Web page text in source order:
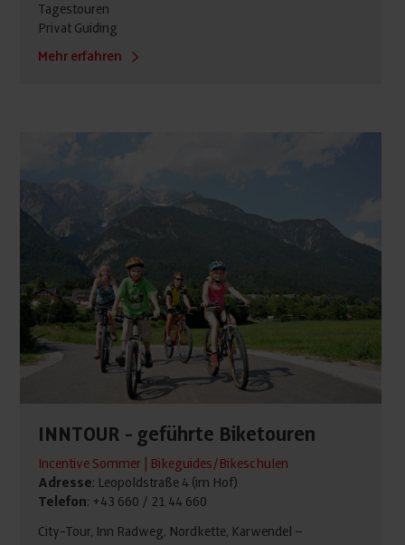
Tagestouren
Privat Guiding
Mehr erfahren
INNTOUR - geführte Biketouren
Incentive Sommer | Bikeguides/Bikeschulen
Adresse: Leopoldstraße 4 (im Hof)
Telefon: +43 660 / 21 44 660
City-Tour, Inn Radweg, Nordkette, Karwendel –